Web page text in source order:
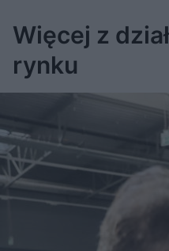
Więcej z
rynku